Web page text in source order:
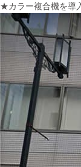
★カラー複合機を導